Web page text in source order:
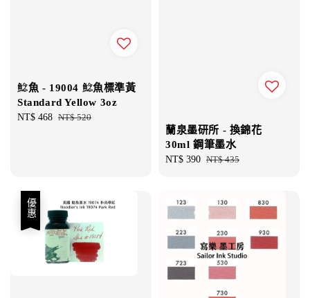
鯰魚 - 19004 鯰魚標準黃
Standard Yellow 3oz
Sale
NT$ 468 Regular
NT$ 520
蘭泉墨研所 - 換錦花
30ml 鋼筆墨水
Sale
NT$ 390 Regular
NT$ 435
優惠